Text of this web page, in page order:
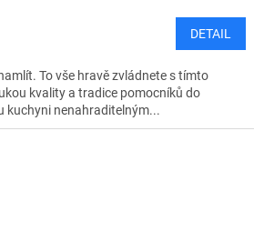
DETAIL
To vše hravě zvládnete s tímto
kvality a tradice pomocníků do
kuchyni nenahraditelným...